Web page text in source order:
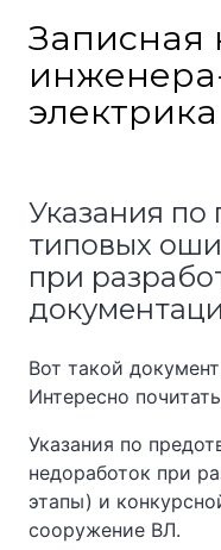
content
Записная
электрика
Указания
типовых
при
Вот такой
Интересно
Указания по
недоработок при
этапы) и
сооружение ВЛ.